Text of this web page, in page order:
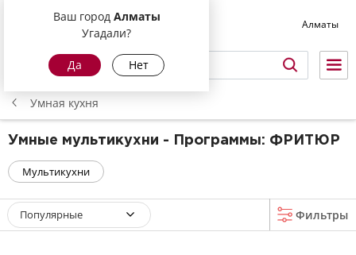
Ваш город Алматы
Угадали?
Да Нет
Алматы
Умная кухня
Умные мультикухни - Программы: ФРИТЮР
Мультикухни
Популярные Фильтры